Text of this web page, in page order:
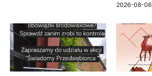
2026-08-06